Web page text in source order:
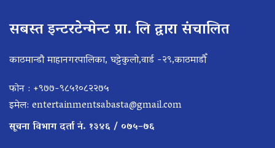
सबस्त इन्टरटेन्मेन्ट प्रा. लि द्वारा संचालित
काठमान्डौ माहानगरपालिका, घट्टेकुलो,वार्ड -२९,काठमाडौँ
फोन : +९७७-९८५१०८२२७५
इमेल: entertainmentsabasta@gmail.com
सूचना विभाग दर्ता नं. १३४६ / ०७५–७६